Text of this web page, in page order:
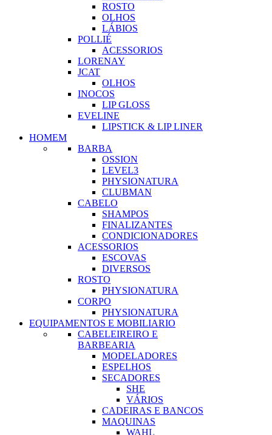
ROSTO
OLHOS
LÁBIOS
POLLIÉ
ACESSORIOS
LORENAY
JCAT
OLHOS
INOCOS
LIP GLOSS
EVELINE
LIPSTICK & LIP LINER
HOMEM
BARBA
OSSION
LEVEL3
PHYSIONATURA
CLUBMAN
CABELO
SHAMPOS
FINALIZANTES
CONDICIONADORES
ACESSORIOS
ESCOVAS
DIVERSOS
ROSTO
PHYSIONATURA
CORPO
PHYSIONATURA
EQUIPAMENTOS E MOBILIARIO
CABELEIREIRO E
BARBEARIA
MODELADORES
ESPELHOS
SECADORES
SHE
VÁRIOS
CADEIRAS E BANCOS
MAQUINAS
WAHL